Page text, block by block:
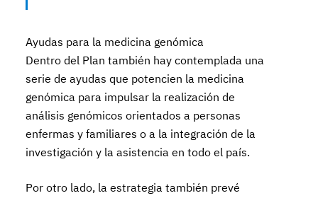
Ayudas para la medicina genómica
Dentro del Plan también hay contemplada una
serie de ayudas que potencien la medicina
genómica para impulsar la realización de
análisis genómicos orientados a personas
enfermas y familiares o a la integración de la
investigación y la asistencia en todo el país.
Por otro lado, la estrategia también prevé